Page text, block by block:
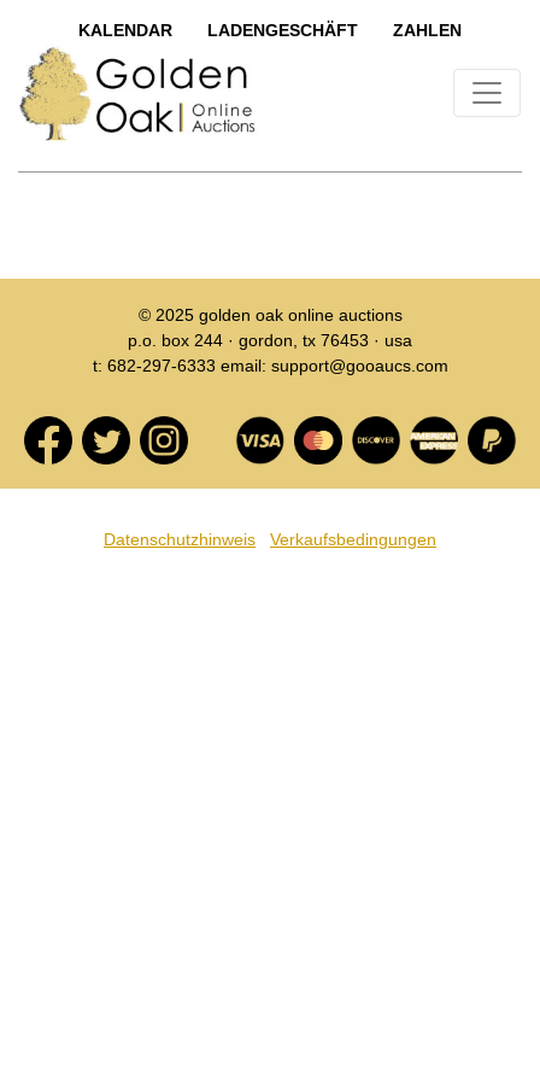
KALENDAR LADENGESCHÄFT ZAHLEN
© 2025 golden oak online auctions
p.o. box 244 · gordon, tx 76453 · usa
t: 682-297-6333 email: support@gooaucs.com
Datenschutzhinweis Verkaufsbedingungen